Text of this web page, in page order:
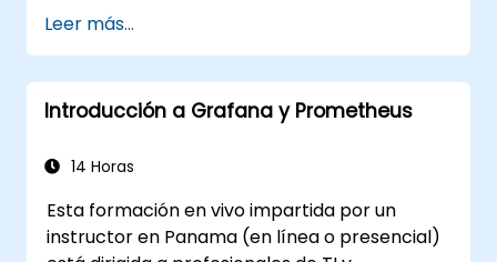
de datos, como Prometheus, InfluxDB y
ElasticSearch.
Crear, gestionar y personalizar paneles y
gráficos.
paneles dinámicos.
través de Grafana.
Instalar y gestionar complementos para
Leer más...
Introducción a Grafana y Prometheus
14 Horas
Esta formación en vivo impartida por un
instructor en Panama (en línea o presencial)